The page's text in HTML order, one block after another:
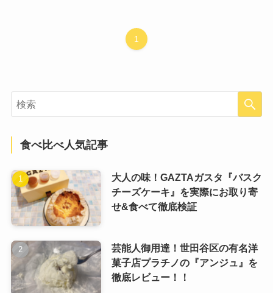
1
食べ比べ人気記事
大人の味！GAZTAガスタ『バスク
チーズケーキ』を実際にお取り寄
せ&食べて徹底検証
芸能人御用達！世田谷区の有名洋
菓子店プラチノの『アンジュ』を
徹底レビュー！！